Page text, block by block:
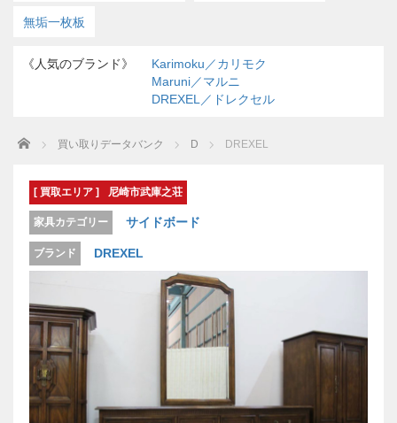
無垢一枚板
《人気のブランド》
Karimoku／カリモク
Maruni／マルニ
DREXEL／ドレクセル
Home 買い取りデータバンク D DREXEL
[ 買取エリア ] 尼崎市武庫之荘
家具カテゴリー サイドボード
ブランド DREXEL